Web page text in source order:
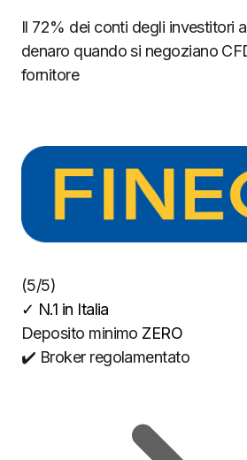
Il 72% dei conti degli investitori
denaro quando si negoziano
fornitore
(5/5)
✓ N.1 in Italia
Deposito minimo ZERO
✔️ Broker regolamentato